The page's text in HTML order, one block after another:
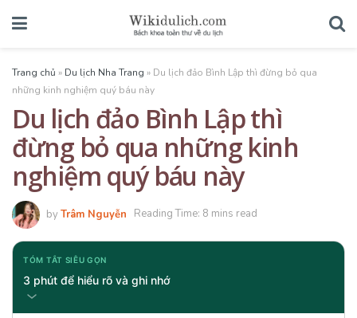
Trang chủ » Du lịch Nha Trang » Du lịch đảo Bình Lập thì đừng bỏ qua
những kinh nghiệm quý báu này
Du lịch đảo Bình Lập thì
đừng bỏ qua những kinh
nghiệm quý báu này
byTrâm Nguyễn Reading Time: 8 mins read
TÓM TẮT SIÊU GỌN
3 phút để hiểu rõ và ghi nhớ